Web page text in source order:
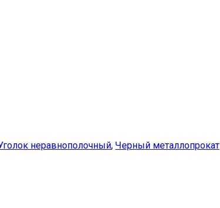
неравнополочный, Черный металлопрокат